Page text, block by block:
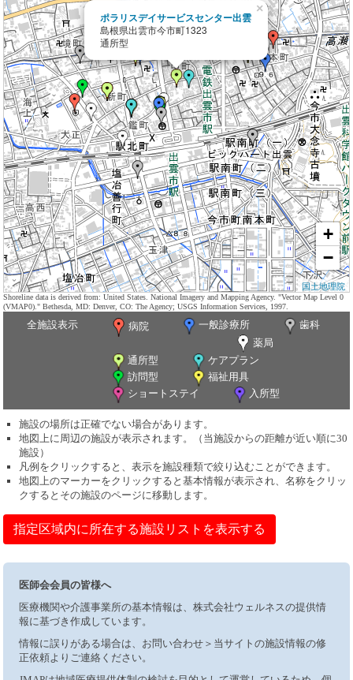
ポラリスデイサービスセンター出雲
島根県出雲市今市町1323
通所型
×
+
−
国土地理院
Shoreline data is derived from: United States. National Imagery and Mapping Agency. "Vector Map Level 0
(VMAP0)." Bethesda, MD: Denver, CO: The Agency; USGS Information Services, 1997.
全施設表示 病院 一般診療所
歯科
薬局
通所型
ケアプラン
訪問型
福祉用具
ショートステイ
入所型
施設の場所は正確でない場合があります。
地図上に周辺の施設が表示されます。（当施設からの距離が近い順に30
施設）
凡例をクリックすると、表示を施設種類で絞り込むことができます。
地図上のマーカーをクリックすると基本情報が表示され、名称をクリッ
クするとその施設のページに移動します。
指定区域内に所在する施設リストを表示する
医師会会員の皆様へ
医療機関や介護事業所の基本情報は、株式会社ウェルネスの提供情
報に基づき作成しています。
情報に誤りがある場合は、お問い合わせ＞当サイトの施設情報の修
正依頼よりご連絡ください。